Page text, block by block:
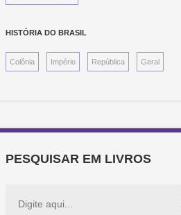
Festas e Tradições Populares do Brasil
Formação histórica do Brasil
Garibaldi e a Guerra dos Farrapos
História constitucional do Brasil
História da cidade de São Paulo
HISTÓRIA DO BRASIL
Colônia Império República Geral
PESQUISAR EM LIVROS